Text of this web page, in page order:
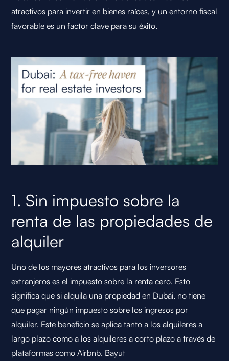
atractivos para invertir en bienes raíces, y un entorno fiscal
favorable es un factor clave para su éxito.
1. Sin impuesto sobre la
renta de las propiedades de
alquiler
Uno de los mayores atractivos para los inversores
extranjeros es el impuesto sobre la renta cero. Esto
significa que si alquila una propiedad en Dubái, no tiene
que pagar ningún impuesto sobre los ingresos por
alquiler. Este beneficio se aplica tanto a los alquileres a
largo plazo como a los alquileres a corto plazo a través de
plataformas como Airbnb. Bayut